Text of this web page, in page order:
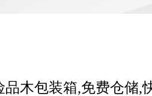
木包装箱,免费仓储,